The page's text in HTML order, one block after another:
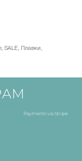
SALE Плавки
Payments via Stripe